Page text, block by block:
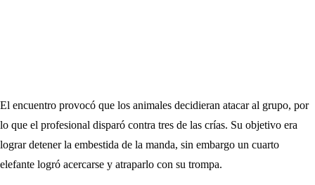
El encuentro provocó que los animales decidieran atacar al grupo, por
lo que el profesional disparó contra tres de las crías. Su objetivo era
lograr detener la embestida de la manda, sin embargo un cuarto
elefante logró acercarse y atraparlo con su trompa.